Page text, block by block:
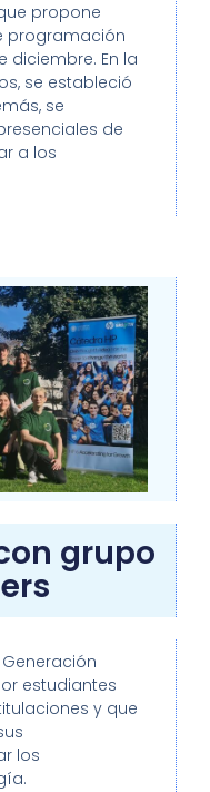
propone
programación
diciembre. En la
se estableció
se
de
a los
grupo
estudiantes
y que
los